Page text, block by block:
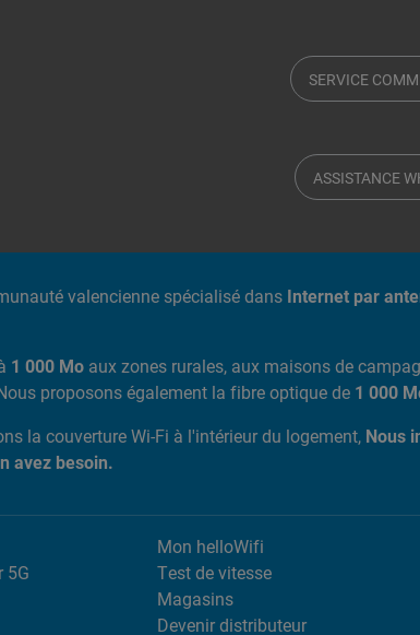
SERVICE
ASSISTANCE
valencienne spécialisé dans Internet par
1 000 Mo aux zones rurales, aux maisons de
proposons également la fibre optique de 1 000
la couverture Wi-Fi à l'intérieur du logement, Nous
avez besoin.
5G
Mon helloWifi
Test de vitesse
Magasins
Devenir distributeur